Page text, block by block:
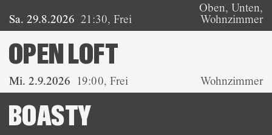
Sa. 29.8.2026 21:30,Frei
Oben, Unten,
Wohnzimmer
Mi. 2.9.2026 19:00,Frei
OPEN LOFT
Wohnzimmer
BOASTY